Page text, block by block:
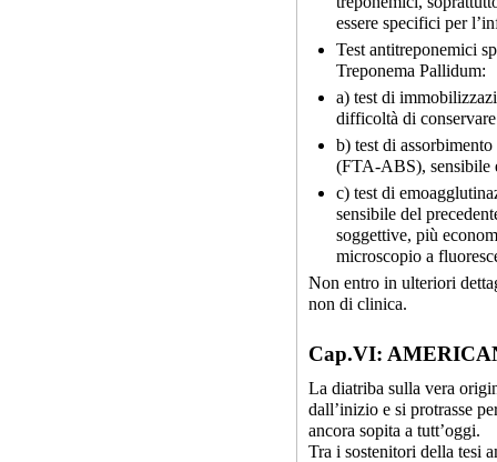
essere specifici per
Test antitreponemici
Treponema Pallidum:
a) test di
difficoltà di
b) test di
(FTA-ABS), sensibile
c) test di
sensibile del
soggettive, più
microscopio a
Non entro in ulteriori
non di clinica.
Cap.VI:
La diatriba sulla vera
dall’inizio e si protrasse
ancora sopita a tutt’oggi.
Tra i sostenitori della tesi